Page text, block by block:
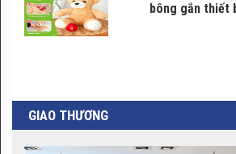
bông gắn thiết
GIAO THƯƠNG